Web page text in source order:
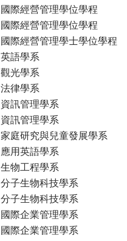
國際經營管理學位學程
國際經營管理學位學程
國際經營管理學士學位學程
英語學系
觀光學系
法律學系
資訊管理學系
資訊管理學系
家庭研究與兒童發展學系
應用英語學系
生物工程學系
分子生物科技學系
分子生物科技學系
國際企業管理學系
國際企業管理學系